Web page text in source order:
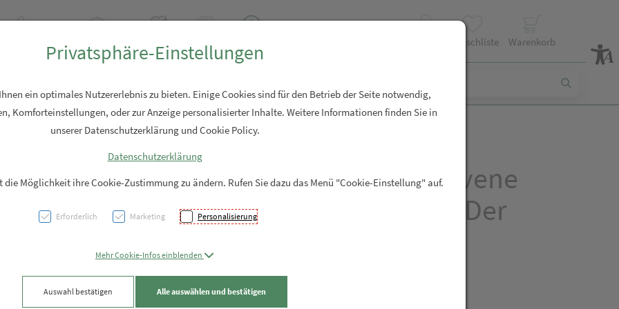
Wunschliste Warenkorb
Sonnenprodukte Avene
Repair-lotion Nach Der
Privatsphäre-Einstellungen
ein optimales Nutzererlebnis zu bieten. Einige Cookies sind für den Betrieb der Seite notwendig,
Komforteinstellungen, oder zur Anzeige personalisierter Inhalte. Weitere Informationen finden Sie in
unserer Datenschutzerklärung und Cookie Policy.
Datenschutzerklärung
die Möglichkeit ihre Cookie-Zustimmung zu ändern. Rufen Sie dazu das Menü "Cookie-Einstellung" auf.
Erforderlich Marketing Personalisierung
Mehr Cookie-Infos einblenden
Auswahl bestätigen Alle auswählen und bestätigen